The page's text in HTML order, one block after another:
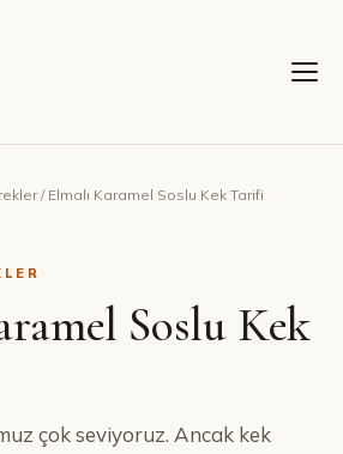
/ Elmalı Karamel Soslu Kek Tarifi
Soslu Kek
çok seviyoruz. Ancak kek